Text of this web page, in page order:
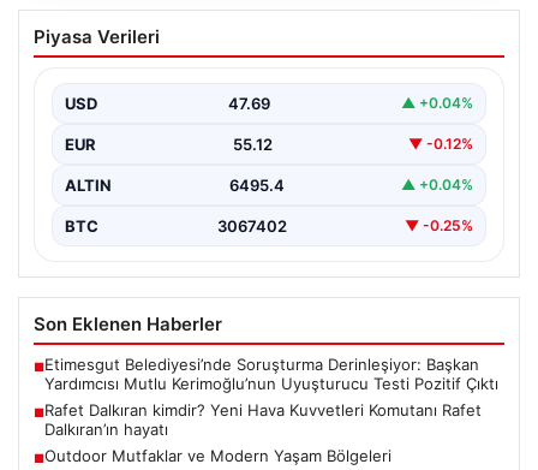
Rafet Dalkıran kimdir? Yeni Hava
Kuvvetleri Komutanı Rafet Dalkıran’ın
Piyasa Verileri
USD 47.69 ▲ +0.04%
EUR 55.12 ▼ -0.12%
ALTIN 6495.4 ▲ +0.04%
BTC 3067402 ▼ -0.25%
Son Eklenen Haberler
■Etimesgut Belediyesi’nde Soruşturma Derinleşiyor: Başkan
Yardımcısı Mutlu Kerimoğlu’nun Uyuşturucu Testi Pozitif Çıktı
■Rafet Dalkıran kimdir? Yeni Hava Kuvvetleri Komutanı Rafet
Dalkıran’ın hayatı
■Outdoor Mutfaklar ve Modern Yaşam Bölgeleri